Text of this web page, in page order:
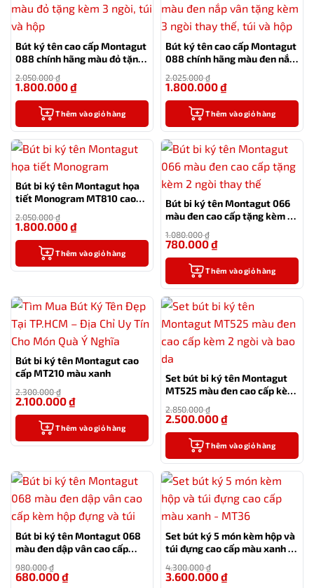
Bút ký tên cao cấp Montagut
088 chính hãng màu đỏ tặng
2.050.000₫
1.800.000₫
Thêm vào giỏ hàng
Bút ký tên cao cấp Montagut
088 chính hãng màu đen nắp
thế, túi và hộp
2.025.000₫
1.800.000₫
Thêm vào giỏ hàng
Bút bi ký tên Montagut họa
tiết Monogram MT810 cao
2.050.000₫
1.800.000₫
Thêm vào giỏ hàng
Bút bi ký tên Montagut 066
màu đen cao cấp tặng kèm 2
1.080.000₫
780.000₫
Thêm vào giỏ hàng
Bút bi ký tên Montagut cao
cấp MT210 màu xanh
2.300.000₫
2.100.000₫
Thêm vào giỏ hàng
Set bút bi ký tên Montagut
MT525 màu đen cao cấp kèm
2.850.000₫
2.500.000₫
Thêm vào giỏ hàng
Bút bi ký tên Montagut 068
màu đen dập vân cao cấp
980.000₫
680.000₫
Set bút ký 5 món kèm hộp và
túi đựng cao cấp màu xanh –
4.300.000₫
3.600.000₫